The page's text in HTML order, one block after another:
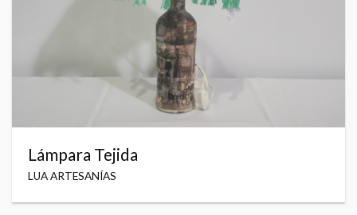
Lámpara Tejida
LUA ARTESANÍAS